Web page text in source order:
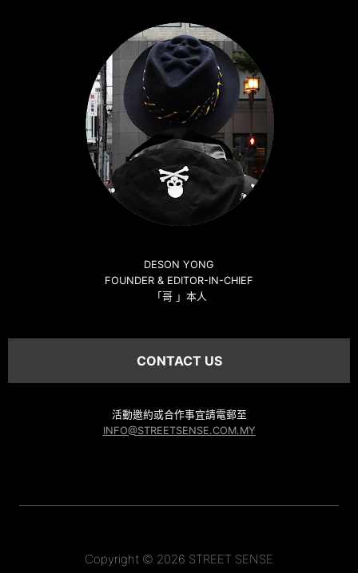
DESON YONG
FOUNDER & EDITOR-IN-CHIEF
「哥 」本人
CONTACT US
活動邀約或合作事宜請電郵至
INFO@STREETSENSE.COM.MY
Copyright © 2026 STREET SENSE